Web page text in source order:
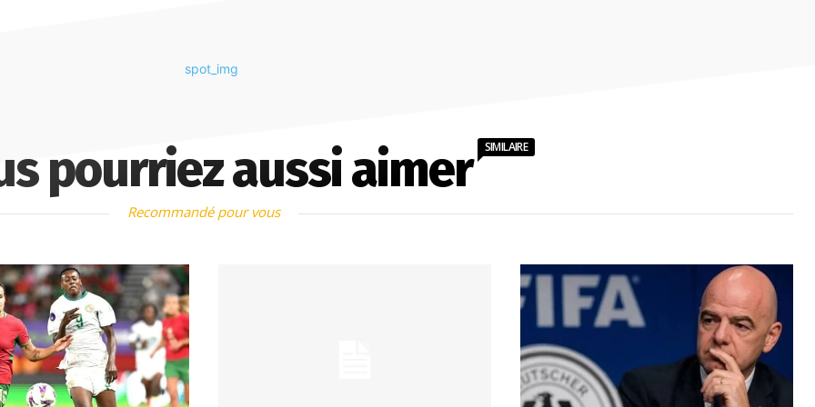
pourriez aussi aimer SIMILAIRE
Recommandé pour vous